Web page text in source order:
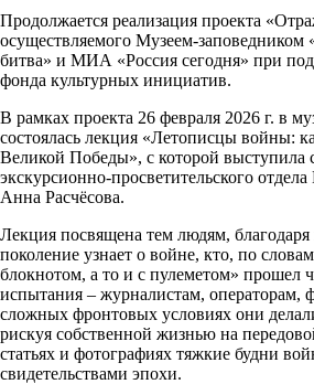
Продолжается реализация проекта
осуществляемого Музеем-заповедником
битва» и МИА «Россия сегодня» при
фонда культурных инициатив.
В рамках проекта 26 февраля 2026 г. в
состоялась лекция «Летописцы войны:
Великой Победы», с которой выступила
экскурсионно-просветительского
Анна Расчёсова.
Лекция посвящена тем людям,
поколение узнает о войне, кто, по
блокнотом, а то и с пулеметом» прошел
испытания – журналистам, операторам,
сложных фронтовых условиях они
рискуя собственной жизнью на
статьях и фотографиях тяжкие будни
свидетельствами эпохи.